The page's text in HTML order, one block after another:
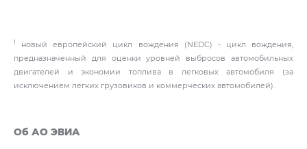
1
новый европейский цикл вождения (NEDC) - цикл вождения,
предназначенный для оценки уровней выбросов автомобильных
двигателей и экономии топлива в легковых автомобиля (за
исключением легких грузовиков и коммерческих автомобилей).
Об АО ЭВИА